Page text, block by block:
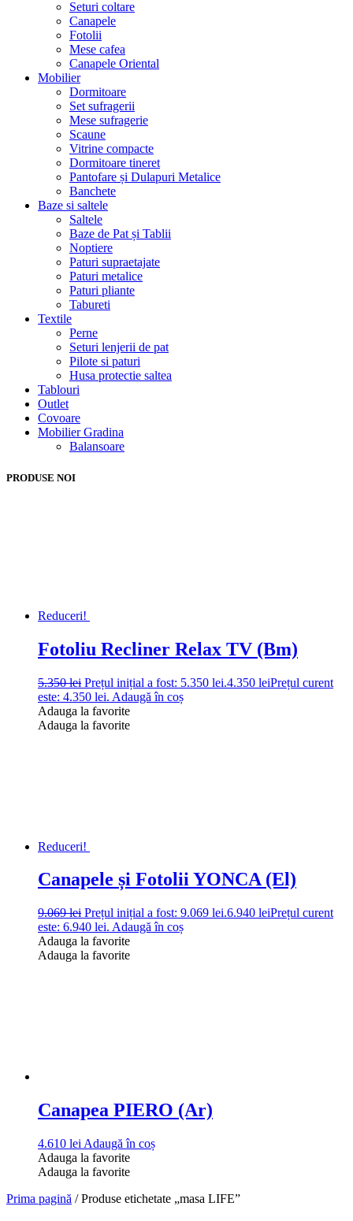
Seturi coltare
Canapele
Fotolii
Mese cafea
Canapele Oriental
Mobilier
Dormitoare
Set sufragerii
Mese sufragerie
Scaune
Vitrine compacte
Dormitoare tineret
Pantofare și Dulapuri Metalice
Banchete
Baze si saltele
Saltele
Baze de Pat și Tablii
Noptiere
Paturi supraetajate
Paturi metalice
Paturi pliante
Tabureti
Textile
Perne
Seturi lenjerii de pat
Pilote si paturi
Husa protectie saltea
Tablouri
Outlet
Covoare
Mobilier Gradina
Balansoare
PRODUSE NOI
Reduceri!
Fotoliu Recliner Relax TV (Bm)
5.350lei Prețul inițial a fost: 5.350 lei.4.350 leiPrețul curent
este: 4.350 lei. Adaugă în coș
Adauga la favorite
Adauga la favorite
Reduceri!
Canapele și Fotolii YONCA (El)
9.069lei Prețul inițial a fost: 9.069 lei.6.940 leiPrețul curent
este: 6.940 lei. Adaugă în coș
Adauga la favorite
Adauga la favorite
Canapea PIERO (Ar)
4.610 lei Adaugă în coș
Adauga la favorite
Adauga la favorite
Prima pagină / Produse etichetate „masa LIFE”